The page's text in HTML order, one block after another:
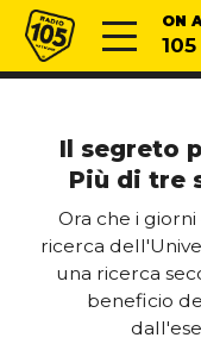
Vai al contenuto
Radio 105 ON
Il segreto
Più di tre
Ora che i
ricerca
una ricerca
beneficio